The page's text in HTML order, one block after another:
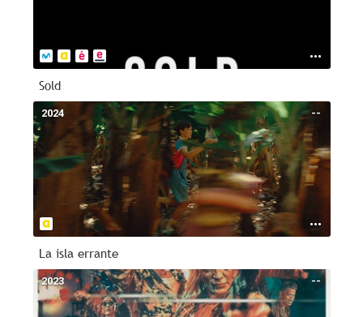
Sold
--
2024
La isla errante
--
2023